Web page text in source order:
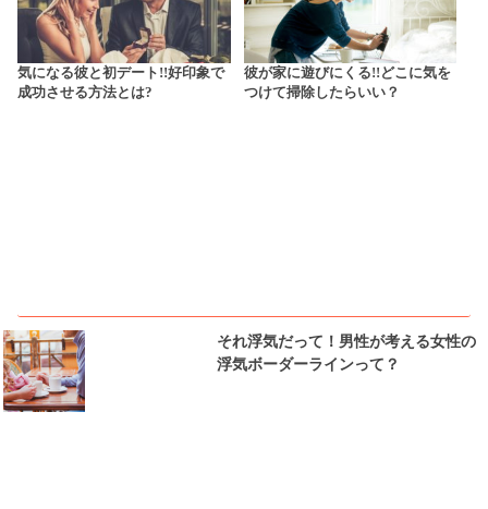
気になる彼と初デート!!好印象で
成功させる方法とは?
彼が家に遊びにくる!!どこに気を
つけて掃除したらいい？
それ浮気だって！男性が考える女性の
浮気ボーダーラインって？